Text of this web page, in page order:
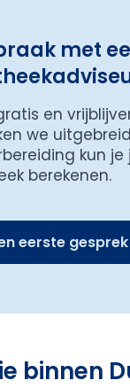
met
en
we
kun
berekenen.
eerste
binnen